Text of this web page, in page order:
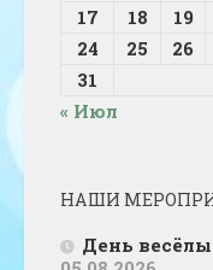
17
18 19
24
25 26
31
« Июл
НАШИ
День